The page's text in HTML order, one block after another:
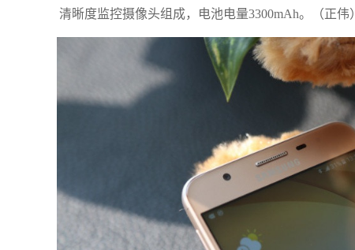
清晰度监控摄像头组成，电池电量3300mAh。（正伟）